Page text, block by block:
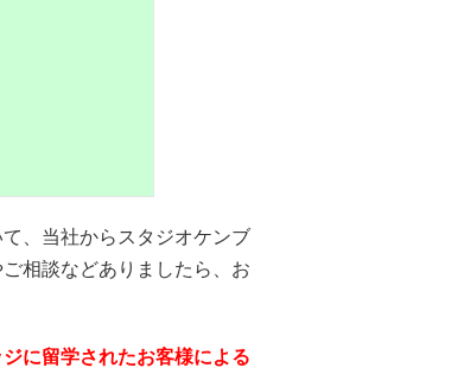
、当社から スタジオケンブ
相談などありましたら、お
に留学されたお客様による